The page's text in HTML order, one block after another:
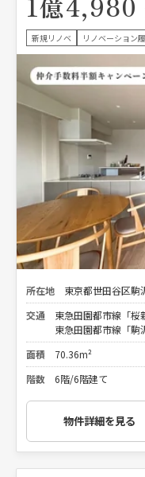
新規リノベ リノベーション
所在地
東京都世田谷区駒
交通
東急田園都市線「桜
東急田園都市線「駒
面積
70.36m²
階数
6階/6階建て
物件詳細を見る